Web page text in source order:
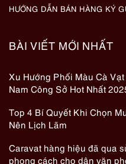
HƯỚNG DẪN BÁN HÀNG KÝ
BÀI VIẾT MỚI NHẤT
Xu Hướng Phối Màu Cà
Nam Công Sở Hot Nhất
Top 4 Bí Quyết Khi Chọn
Nên Lịch Lãm
Caravat hàng hiệu đã qua
phong cách cho dân văn